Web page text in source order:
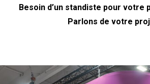
Besoin d’un standiste pour votre
Parlons de votre